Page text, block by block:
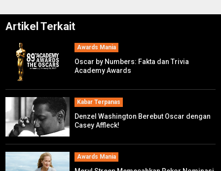
Artikel Terkait
Awards Mania
Oscar by Numbers: Fakta dan Trivia
Academy Awards
Kabar Terpanas
Denzel Washington Berebut Oscar dengan
Casey Affleck!
Awards Mania